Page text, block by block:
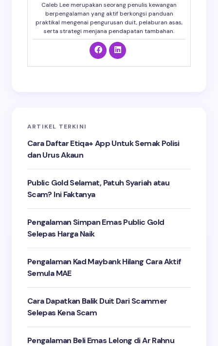
Caleb Lee merupakan seorang penulis kewangan
berpengalaman yang aktif berkongsi panduan
praktikal mengenai pengurusan duit, pelaburan asas,
serta strategi menjana pendapatan tambahan.
ARTIKEL TERKINI
Cara Daftar Etiqa+ App Untuk Semak Polisi
dan Urus Akaun
Public Gold Selamat, Patuh Syariah atau
Scam? Ini Faktanya
Pengalaman Simpan Emas Public Gold
Selepas Harga Naik
Pengalaman Kad Maybank Hilang Cara Aktif
Semula MAE
Cara Dapatkan Balik Duit Dari Scammer
Selepas Kena Scam
Pengalaman Beli Emas Lelong di Ar Rahnu